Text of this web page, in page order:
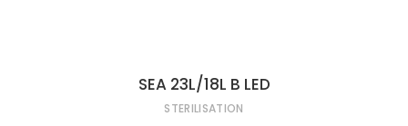
SEA 23L/18L B LED
STERILISATION